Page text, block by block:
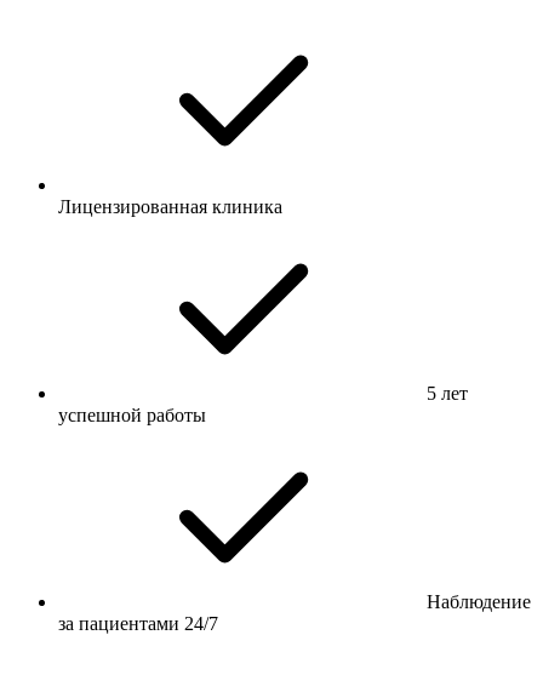
Лицензированная клиника
5 лет
успешной работы
Наблюдение
за пациентами 24/7